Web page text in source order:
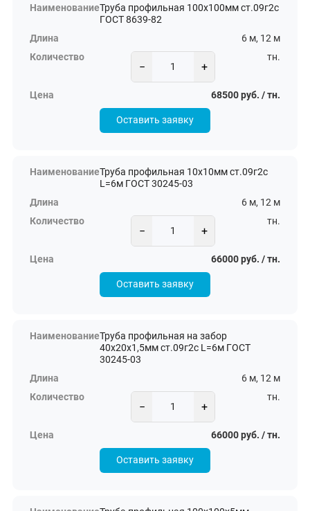
Труба профильная 100х100мм ст.09г2с
ГОСТ 8639-82
6 м, 12 м
− +
тн.
68500 руб. / тн.
Оставить заявку
Труба профильная 10х10мм ст.09г2с
L=6м ГОСТ 30245-03
6 м, 12 м
− +
тн.
66000 руб. / тн.
Оставить заявку
Труба профильная на забор
40х20х1,5мм ст.09г2с L=6м ГОСТ
30245-03
6 м, 12 м
− +
тн.
66000 руб. / тн.
Оставить заявку